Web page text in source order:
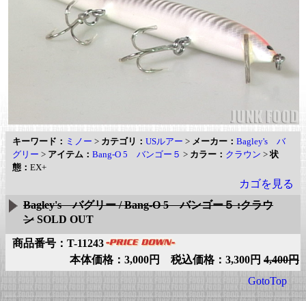
キーワード： ミノー > カテゴリ： USルアー > メーカー： Bagley's バ
グリー > アイテム： Bang-O 5 バンゴー５ > カラー： クラウン >状
態： EX+
カゴを見る
Bagley's バグリー / Bang-O 5 バンゴー５ :クラウ
ン SOLD OUT
商品番号：T-11243
本体価格：3,000円 税込価格：3,300円 4,400円
GotoTop